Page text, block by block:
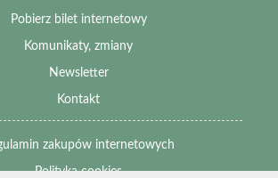
Pobierz bilet internetowy
Komunikaty, zmiany
Newsletter
Kontakt
zakupów internetowych
Polityka cookies